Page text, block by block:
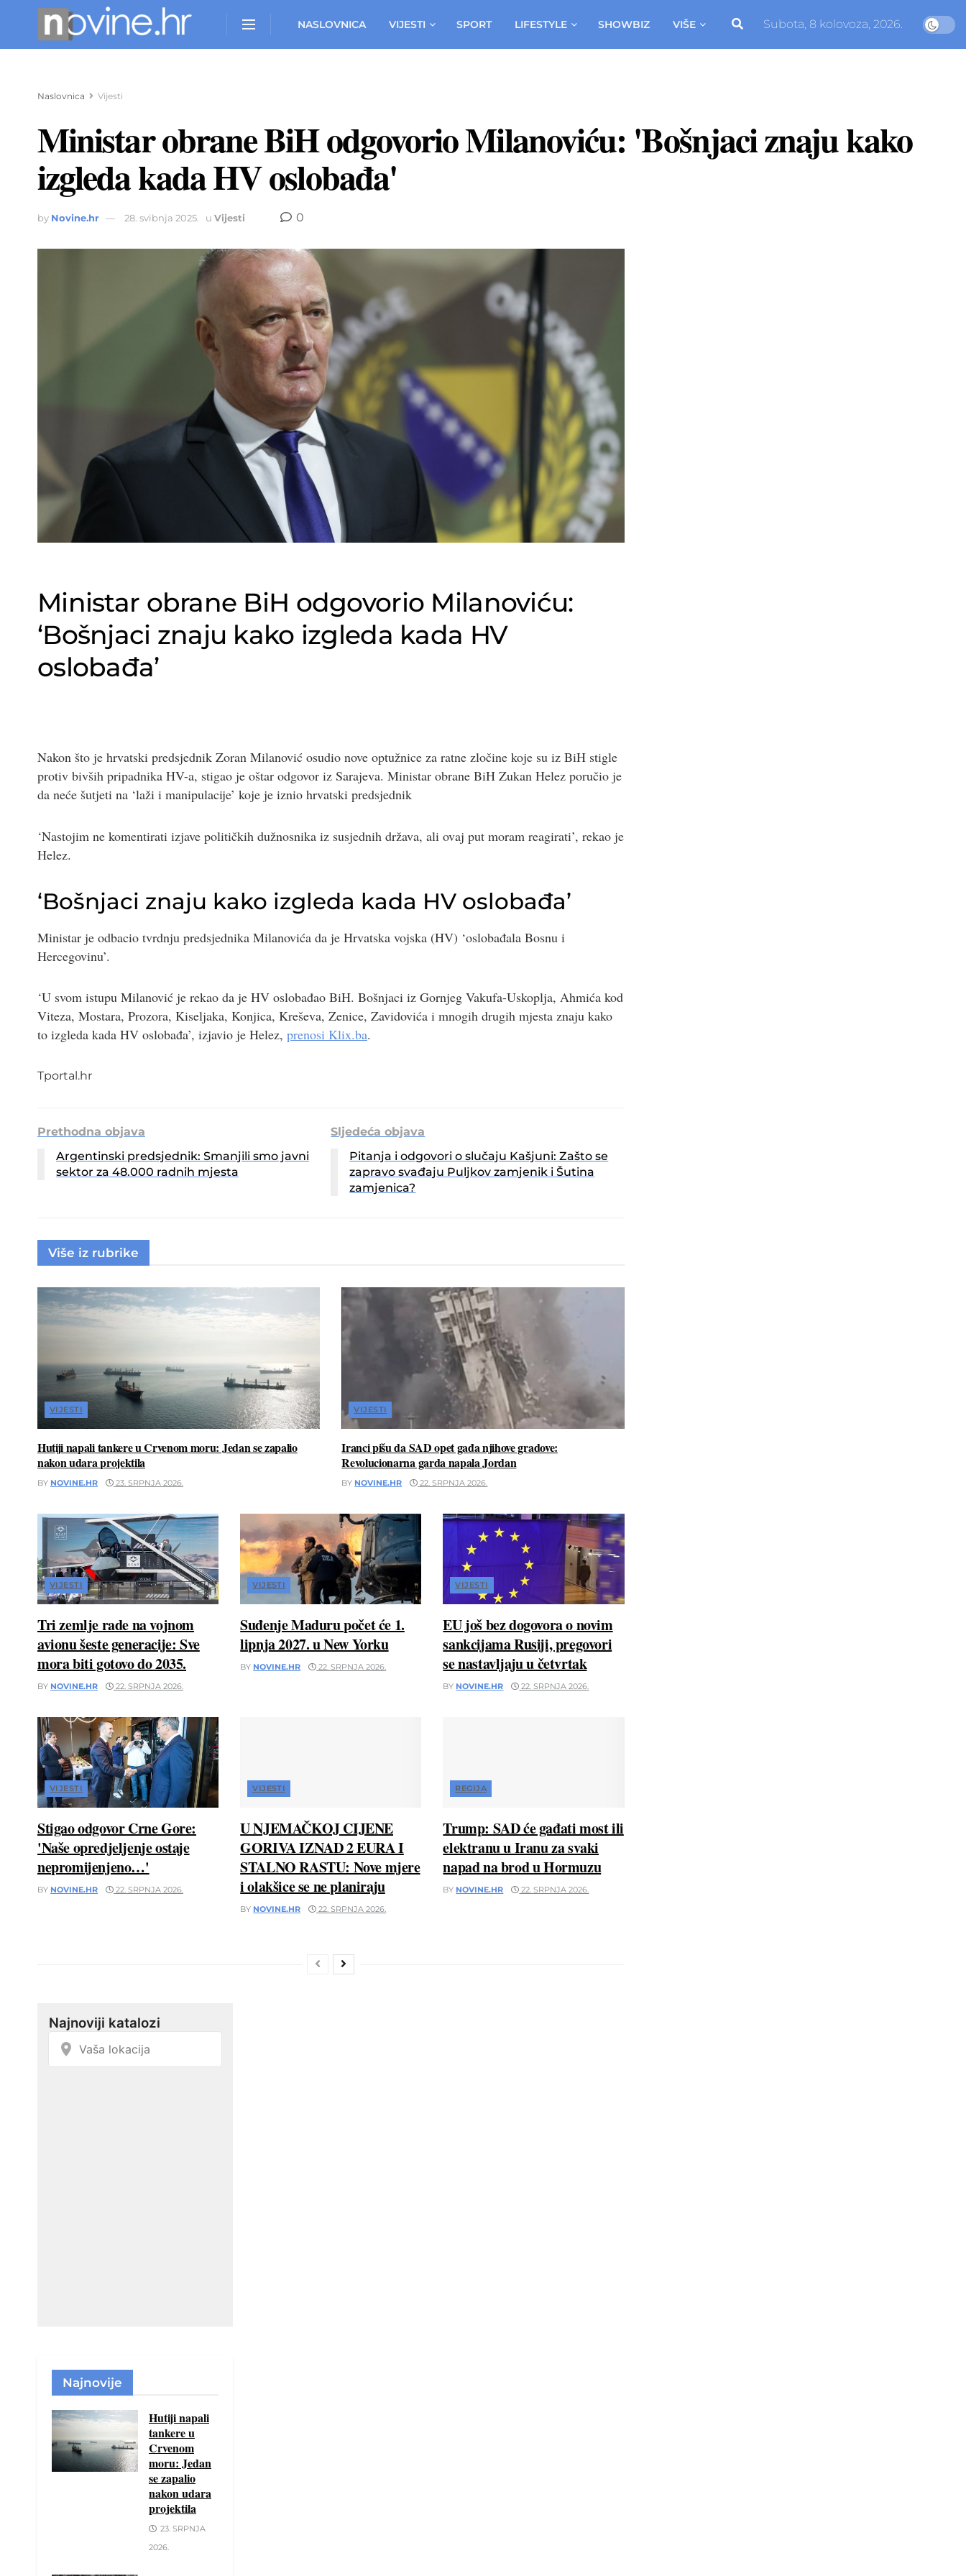
NASLOVNICA VIJESTI SPORT LIFESTYLE SHOWBIZ VIŠE Subota, 8 kolovoza, 2026.
Naslovnica Vijesti
Ministar obrane BiH odgovorio Milanoviću: 'Bošnjaci znaju kako
izgleda kada HV oslobađa'
by Novine.hr 28. svibnja 2025. u Vijesti 0
Ministar obrane BiH odgovorio Milanoviću:
‘Bošnjaci znaju kako izgleda kada HV
oslobađa’
Nakon što je hrvatski predsjednik Zoran Milanović osudio nove optužnice za ratne zločine koje su iz BiH stigle
protiv bivših pripadnika HV-a, stigao je oštar odgovor iz Sarajeva. Ministar obrane BiH Zukan Helez poručio je
da neće šutjeti na ‘laži i manipulacije’ koje je iznio hrvatski predsjednik
‘Nastojim ne komentirati izjave političkih dužnosnika iz susjednih država, ali ovaj put moram reagirati’, rekao je
Helez.
‘Bošnjaci znaju kako izgleda kada HV oslobađa’
Ministar je odbacio tvrdnju predsjednika Milanovića da je Hrvatska vojska (HV) ‘oslobađala Bosnu i
Hercegovinu’.
‘U svom istupu Milanović je rekao da je HV oslobađao BiH. Bošnjaci iz Gornjeg Vakufa-Uskoplja, Ahmića kod
Viteza, Mostara, Prozora, Kiseljaka, Konjica, Kreševa, Zenice, Zavidovića i mnogih drugih mjesta znaju kako
to izgleda kada HV oslobađa’, izjavio je Helez, prenosi Klix.ba.
Tportal.hr
Prethodna objava
Argentinski predsjednik: Smanjili smo javni
sektor za 48.000 radnih mjesta
Sljedeća objava
Pitanja i odgovori o slučaju Kašjuni: Zašto se
zapravo svađaju Puljkov zamjenik i Šutina
zamjenica?
Više iz rubrike
VIJESTI
Hutiji napali tankere u Crvenom moru: Jedan se zapalio
nakon udara projektila
BY NOVINE.HR 23. SRPNJA 2026.
VIJESTI
Iranci pišu da SAD opet gađa njihove gradove:
Revolucionarna garda napala Jordan
BY NOVINE.HR 22. SRPNJA 2026.
VIJESTI
Tri zemlje rade na vojnom
avionu šeste generacije: Sve
mora biti gotovo do 2035.
BY NOVINE.HR 22. SRPNJA 2026.
VIJESTI
Suđenje Maduru počet će 1.
lipnja 2027. u New Yorku
BY NOVINE.HR 22. SRPNJA 2026.
VIJESTI
EU još bez dogovora o novim
sankcijama Rusiji, pregovori
se nastavljaju u četvrtak
BY NOVINE.HR 22. SRPNJA 2026.
VIJESTI
Stigao odgovor Crne Gore:
'Naše opredjeljenje ostaje
nepromijenjeno…'
BY NOVINE.HR 22. SRPNJA 2026.
VIJESTI
U NJEMAČKOJ CIJENE
GORIVA IZNAD 2 EURA I
STALNO RASTU: Nove mjere
i olakšice se ne planiraju
BY NOVINE.HR 22. SRPNJA 2026.
REGIJA
Trump: SAD će gađati most ili
elektranu u Iranu za svaki
napad na brod u Hormuzu
BY NOVINE.HR 22. SRPNJA 2026.
Najnovije
Hutiji napali
tankere u
Crvenom
moru: Jedan
se zapalio
nakon udara
projektila
23. SRPNJA
2026.